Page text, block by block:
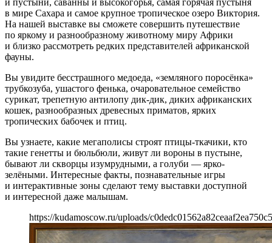
и пустыни, саванны и высокогорья, самая горячая пустыня
в мире Сахара и самое крупное тропическое озеро Виктория.
На нашей выставке вы сможете совершить путешествие
по яркому и разнообразному животному миру Африки
и близко рассмотреть редких представителей африканской
фауны.
Вы увидите бесстрашного медоеда, «земляного поросёнка»
трубкозуба, ушастого фенька, очаровательное семейство
сурикат, трепетную антилопу дик-дик, диких африканских
кошек, разнообразных древесных приматов, ярких
тропических бабочек и птиц.
Вы узнаете, какие мегаполисы строят птицы-ткачики, кто
такие генетты и бюльбюли, живут ли вороны в пустыне,
бывают ли скворцы изумрудными, а голуби — ярко-
зелёными. Интересные факты, познавательные игры
и интерактивные зоны сделают тему выставки доступной
и интересной даже малышам.
https://kudamoscow.ru/uploads/